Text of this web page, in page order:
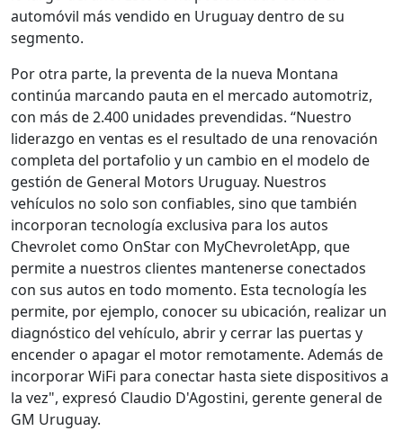
automóvil más vendido en Uruguay dentro de su
segmento.
Por otra parte, la preventa de la nueva Montana
continúa marcando pauta en el mercado automotriz,
con más de 2.400 unidades prevendidas. “Nuestro
liderazgo en ventas es el resultado de una renovación
completa del portafolio y un cambio en el modelo de
gestión de General Motors Uruguay. Nuestros
vehículos no solo son confiables, sino que también
incorporan tecnología exclusiva para los autos
Chevrolet como OnStar con MyChevroletApp, que
permite a nuestros clientes mantenerse conectados
con sus autos en todo momento. Esta tecnología les
permite, por ejemplo, conocer su ubicación, realizar un
diagnóstico del vehículo, abrir y cerrar las puertas y
encender o apagar el motor remotamente. Además de
incorporar WiFi para conectar hasta siete dispositivos a
la vez", expresó Claudio D'Agostini, gerente general de
GM Uruguay.